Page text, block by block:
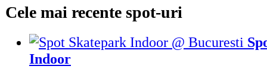
Cele mai recente spot-uri
Indoor